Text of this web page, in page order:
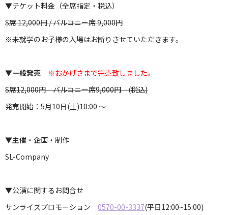
▼チケット料金（全席指定・税込）
S席 12,000円 / バルコニー席 9,000円
※未就学のお子様の入場はお断りさせていただきます。
▼一般発売 ※おかげさまで完売致しました。
S席12,000円 バルコニー席9,000円 (税込)
発売開始：5月10日(土)10:00 ～
▼主催・企画・制作
SL-Company
▼公演に関するお問合せ
サンライズプロモーション 0570-00-3337(平日12:00~15:00)